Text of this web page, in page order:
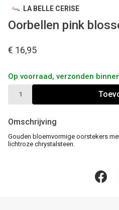
LA BELLE CERISE
Oorbellen pink
€ 16,95
Op voorraad, verzonden
Omschrijving
Gouden bloemvormige oorstekers
lichtroze chrystalsteen.